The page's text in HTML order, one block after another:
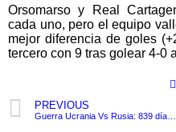
Orsomarso y Real
cada uno, pero el equipo
mejor diferencia de goles
tercero con 9 tras golear 4-0
PREVIOUS